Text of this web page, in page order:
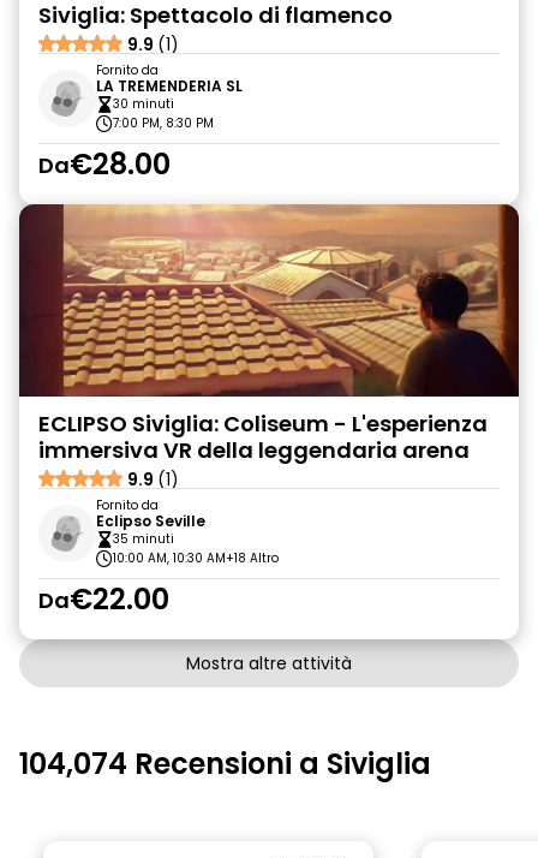
Siviglia: Spettacolo di flamenco
9.9 (1)
Fornito da
LA TREMENDERIA SL
30 minuti
7:00 PM, 8:30 PM
Da€28.00
ECLIPSO Siviglia: Coliseum - L'esperienza
immersiva VR della leggendaria arena
9.9 (1)
Fornito da
Eclipso Seville
35 minuti
10:00 AM, 10:30 AM+18 Altro
Da€22.00
Mostra altre attività
104,074 Recensioni a Siviglia